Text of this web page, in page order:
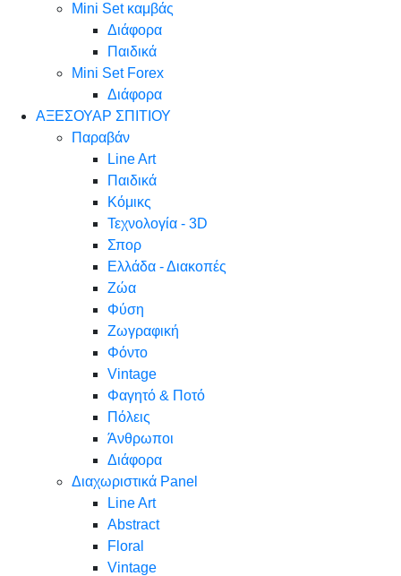
Mini Set καμβάς
Διάφορα
Παιδικά
Mini Set Forex
Διάφορα
ΑΞΕΣΟΥΑΡ ΣΠΙΤΙΟΥ
Παραβάν
Line Art
Παιδικά
Κόμικς
Τεχνολογία - 3D
Σπορ
Ελλάδα - Διακοπές
Ζώα
Φύση
Ζωγραφική
Φόντο
Vintage
Φαγητό & Ποτό
Πόλεις
Άνθρωποι
Διάφορα
Διαχωριστικά Panel
Line Art
Abstract
Floral
Vintage